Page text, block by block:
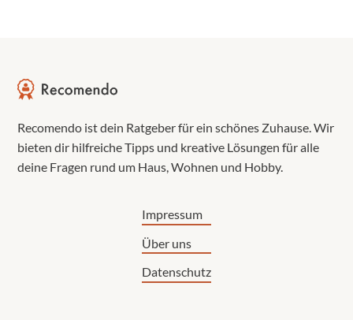
Recomendo ist dein Ratgeber für ein schönes Zuhause. Wir
bieten dir hilfreiche Tipps und kreative Lösungen für alle
deine Fragen rund um Haus, Wohnen und Hobby.
Impressum
Über uns
Datenschutz